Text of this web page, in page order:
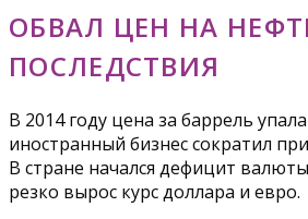
ОБВАЛ ЦЕН НА
ПОСЛЕДСТВИЯ
В 2014 году цена за баррель
иностранный бизнес сократил
В стране начался дефицит
резко вырос курс доллара и евро.